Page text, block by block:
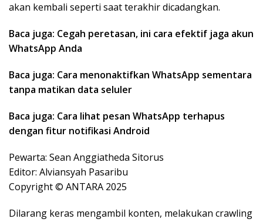
akan kembali seperti saat terakhir dicadangkan.
Baca juga: Cegah peretasan, ini cara efektif jaga akun
WhatsApp Anda
Baca juga: Cara menonaktifkan WhatsApp sementara
tanpa matikan data seluler
Baca juga: Cara lihat pesan WhatsApp terhapus
dengan fitur notifikasi Android
Pewarta: Sean Anggiatheda Sitorus
Editor: Alviansyah Pasaribu
Copyright © ANTARA 2025
Dilarang keras mengambil konten, melakukan crawling